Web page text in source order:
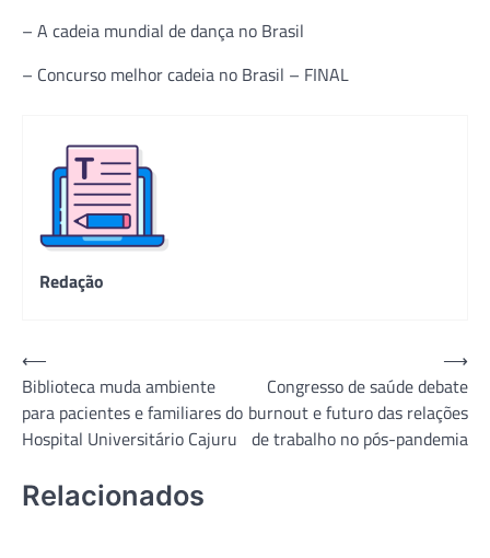
– A cadeia mundial de dança no Brasil
– Concurso melhor cadeia no Brasil – FINAL
Redação
Navegação
de
Post
⟵
Biblioteca muda ambiente
para pacientes e familiares do
Hospital Universitário Cajuru
Congresso de saúde debate
burnout e futuro das relações
de trabalho no pós-pandemia
⟶
Relacionados